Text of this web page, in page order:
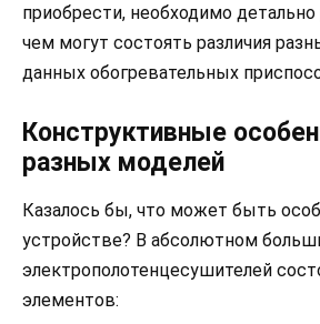
приобрести, необходимо
чем могут состоять различия
данных обогревательных
Конструктивные
разных моделей
Казалось бы, что может быть
устройстве? В абсолютном
электрополотенцесушителей
элементов: